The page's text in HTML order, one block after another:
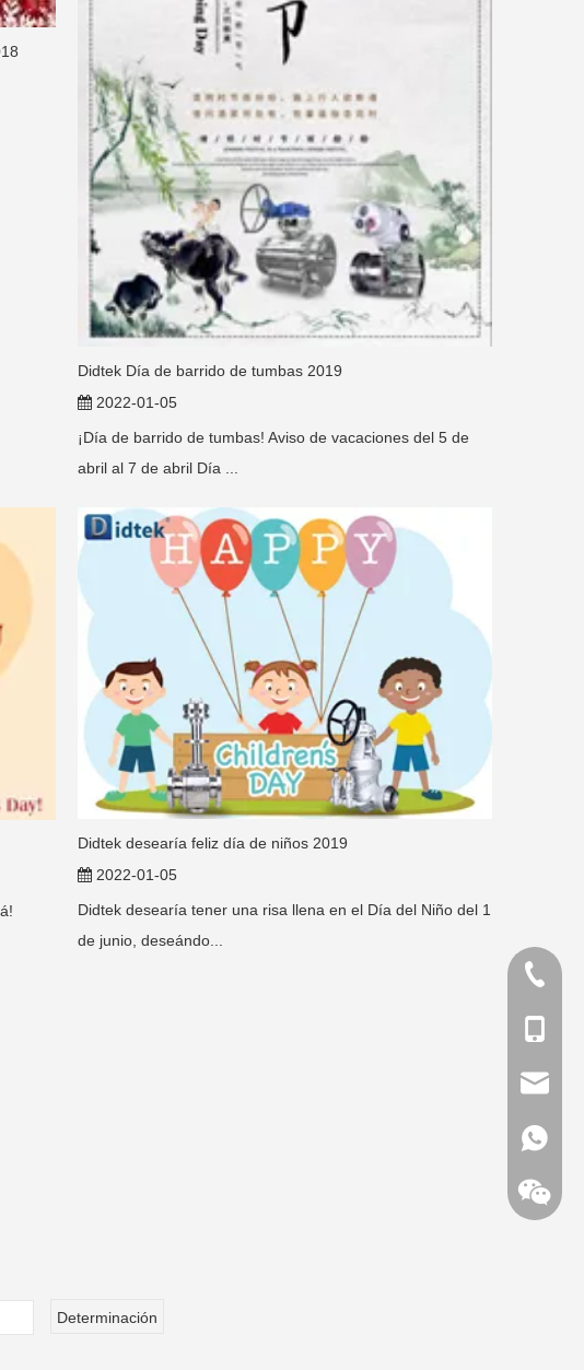
Didtek Día de barrido de tumbas 2019
2022-01-05
¡Día de barrido de tumbas! Aviso de vacaciones del 5 de
abril al 7 de abril Día ...
Didtek desearía feliz día de niños 2019
2022-01-05
Didtek desearía tener una risa llena en el Día del Niño del 1
de junio, deseándo...
Determinación
+86-
+86-